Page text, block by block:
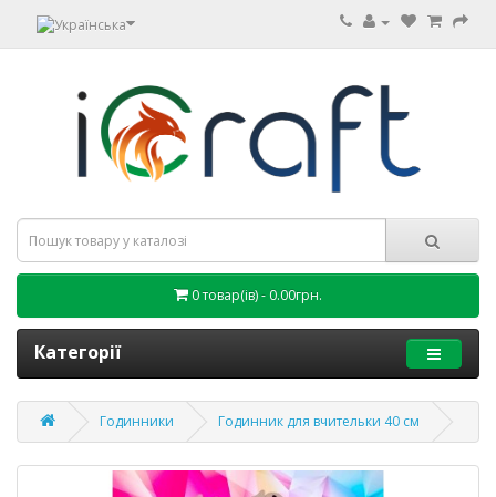
0 товар(ів) - 0.00грн.
Категорії
Годинники Годинник для вчительки 40 см